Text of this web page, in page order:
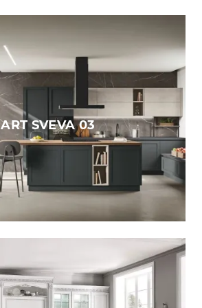
ART SVEVA 03